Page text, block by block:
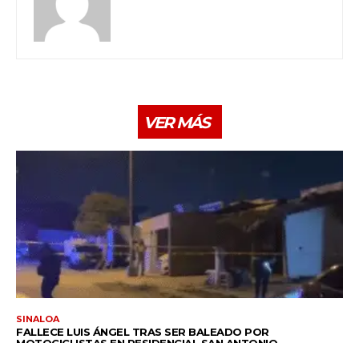
VER MÁS
SINALOA
FALLECE LUIS ÁNGEL TRAS SER BALEADO POR